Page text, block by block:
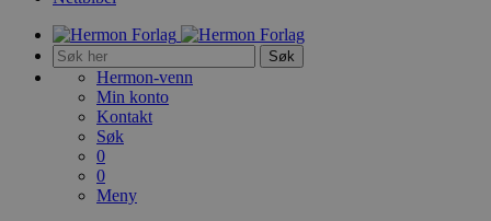
Søk
Hermon-venn
Min konto
Kontakt
Søk
0
0
Meny